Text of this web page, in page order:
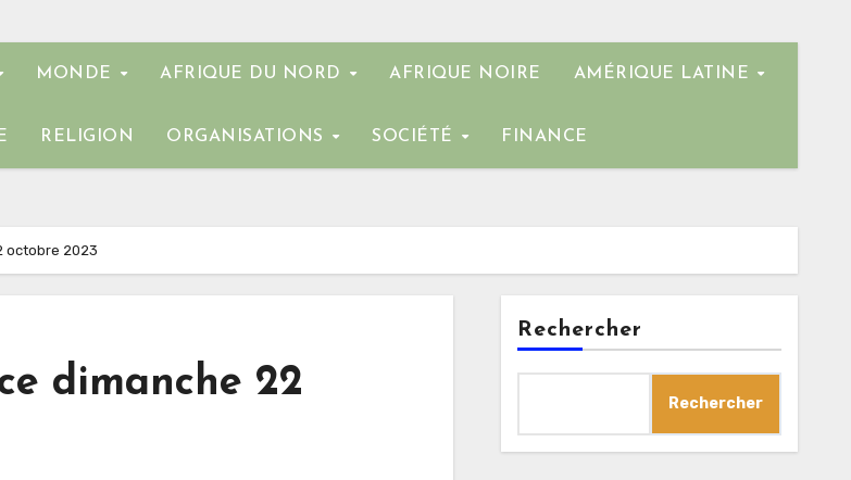
MONDE AFRIQUE DU NORD AFRIQUE NOIRE AMÉRIQUE LATINE
RELIGION ORGANISATIONS SOCIÉTÉ FINANCE
octobre 2023
dimanche 22
Rechercher
Rechercher